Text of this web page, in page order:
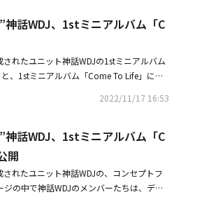
神話WDJは明日のSBS「キム・ヨンチョル
動に乗り出す予定でテレビ、ラジオ、You
。
ト「Come To Life」を開催し、ステージを
プトフォト第3弾を公開した神話WDJは12
的な活動に乗り出す。
開される。神話WDJは12月30日、31日の2
ートを開催する予定だ。
話WDJ、1stミニアルバム「C
れたユニット神話WDJの1stミニアルバム
、1stミニアルバム「Come To Life」には
と収録曲の作詞に参加した。トラックリス
。1stミニアルバム「Come To Life」の収
先行公開され、全曲の音源は12月6日正
、蚕室（チャムシル）室内体育館で年末
2022/11/17 16:53
話WDJ、1stミニアルバム「C
開
れたユニット神話WDJの、コンセプトフ
の中で神話WDJのメンバーたちは、デビ